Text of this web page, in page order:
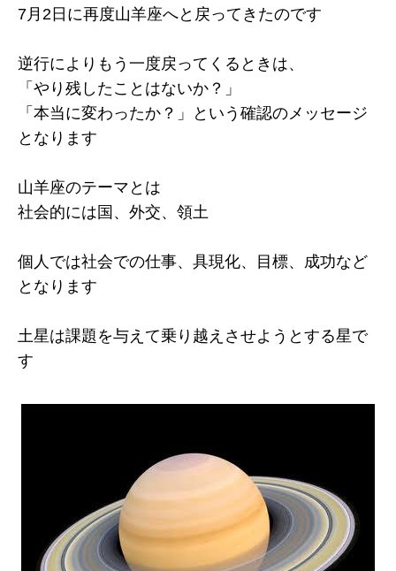
7月2日に再度山羊座へと戻ってきたのです
逆行によりもう一度戻ってくるときは、
「やり残したことはないか？」
「本当に変わったか？」という確認のメッセージ
となります
山羊座のテーマとは
社会的には国、外交、領土
個人では社会での仕事、具現化、目標、成功など
となります
土星は課題を与えて乗り越えさせようとする星で
す